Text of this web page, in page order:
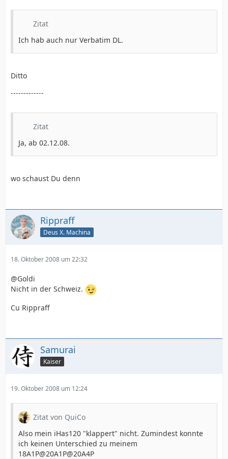
Zitat
Ich hab auch nur Verbatim DL.
Ditto
-------------
Zitat
Ja, ab 02.12.08.
wo schaust Du denn
Rippraff
Deus X. Machina
18. Oktober 2008 um 22:32
@Goldi
Nicht in der Schweiz.
Cu Rippraff
Samurai
Kaiser
19. Oktober 2008 um 12:24
Zitat von QuiCo
Also mein iHas120 "klappert" nicht. Zumindest konnte
ich keinen Unterschied zu meinem
18A1P@20A1P@20A4P